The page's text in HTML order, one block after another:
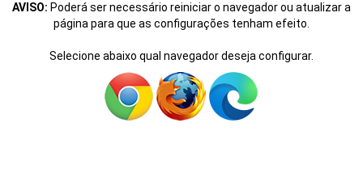
AVISO: Poderá ser necessário reiniciar o navegador ou atualizar a
página para que as configurações tenham efeito.
Selecione abaixo qual navegador deseja configurar.